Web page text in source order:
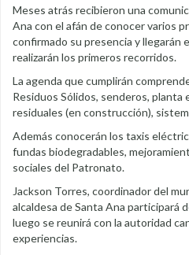
Meses atrás recibieron una
Ana con el afán de conocer varios
confirmado su presencia y llegarán
realizarán los primeros recorridos.
La agenda que cumplirán
Residuos Sólidos, senderos, planta
residuales (en construcción),
Además conocerán los taxis
fundas biodegradables,
sociales del Patronato.
Jackson Torres, coordinador del
alcaldesa de Santa Ana participará
luego se reunirá con la autoridad
experiencias.